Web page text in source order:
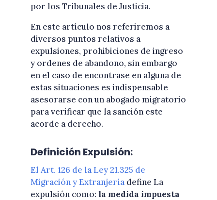
por los Tribunales de Justicia.
En este artículo nos referiremos a
diversos puntos relativos a
expulsiones, prohibiciones de ingreso
y ordenes de abandono, sin embargo
en el caso de encontrase en alguna de
estas situaciones es indispensable
asesorarse con un abogado migratorio
para verificar que la sanción este
acorde a derecho.
Definición Expulsión:
El Art. 126 de la Ley 21.325 de
Migración y Extranjeríadefine La
expulsión como: la medida impuesta